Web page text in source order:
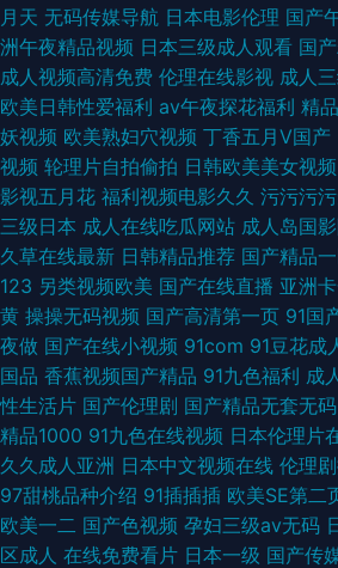
月天 无码传媒导航 日本电影伦理 国产
洲午夜精品视频 日本三级成人观看 国
成人视频高清免费 伦理在线影视 成人
欧美日韩性爱福利 av午夜探花福利 精
妖视频 欧美熟妇穴视频 丁香五月V国产
视频 轮理片自拍偷拍 日韩欧美美女视频
影视五月花 福利视频电影久久 污污污
三级日本 成人在线吃瓜网站 成人岛国
久草在线最新 日韩精品推荐 国产精品
123 另类视频欧美 国产在线直播 亚洲
黄 操操无码视频 国产高清第一页 91国
夜做 国产在线小视频 91com 91豆花成
国品 香蕉视频国产精品 91九色福利 成
性生活片 国产伦理剧 国产精品无套无码
精品1000 91九色在线视频 日本伦理片
久久成人亚洲 日本中文视频在线 伦理
97甜桃品种介绍 91插插插 欧美SE第二
欧美一二 国产色视频 孕妇三级av无码
区成人 在线免费看片 日本一级 国产传